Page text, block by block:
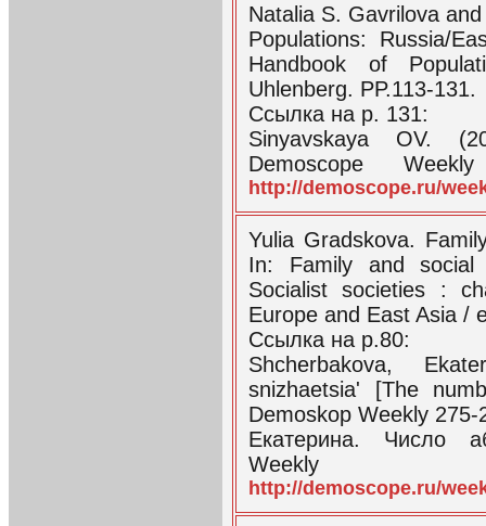
Natalia S. Gavrilova
Populations: Russia/
Handbook of
Uhlenberg. PP.113-131.
Ссылка на p. 131:
Sinyavskaya OV.
Demoscope
http://demoscope.ru/
Yulia Gradskova.
In: Family and
Socialist societies :
Europe and East Asia /
Ссылка на р.80:
Shcherbakova,
snizhaetsia' [The
Demoskop Weekly
Екатерина. Число
http://demoscope.ru/